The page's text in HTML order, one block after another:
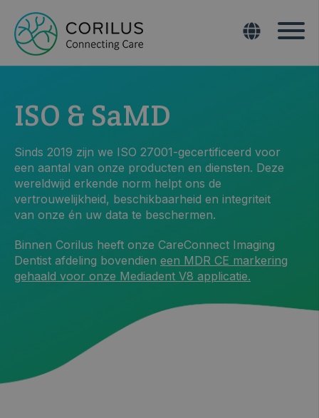
ISO & SaMD
Sinds 2019 zijn we ISO 27001-gecertificeerd voor
een aantal van onze producten en diensten. Deze
wereldwijd erkende norm helpt ons de
vertrouwelijkheid, beschikbaarheid en integriteit
van onze én uw data te beschermen.
Binnen Corilus heeft onze CareConnect Imaging
Dentist afdeling bovendien een MDR CE markering
gehaald voor onze Mediadent V8 applicatie.